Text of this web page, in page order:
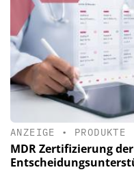
ANZEIGE • PRODUKTE
MDR Zertifizierung